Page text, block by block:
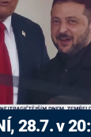
28.7. v